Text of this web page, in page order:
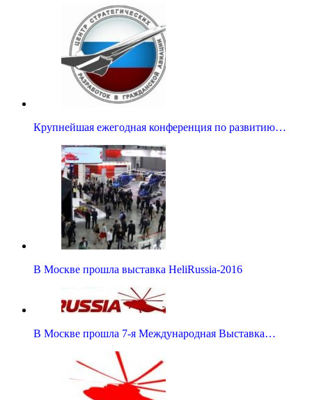
Крупнейшая ежегодная конференция по развитию…
В Москве прошла выставка HeliRussia-2016
В Москве прошла 7-я Международная Выставка…